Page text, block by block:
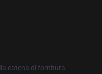
catena di fornitura